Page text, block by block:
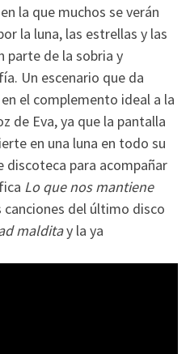
la que muchos se verán
la luna, las estrellas y las
parte de la sobria y
Un escenario que da
el complemento ideal a la
de Eva, ya que la pantalla
en una luna en todo su
discoteca para acompañar
Lo que nos mantiene
canciones del último disco
malditay la ya